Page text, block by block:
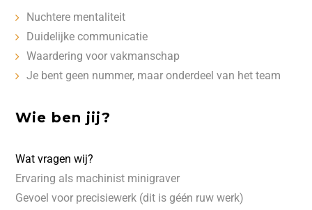
Nuchtere mentaliteit
Duidelijke communicatie
Waardering voor vakmanschap
Je bent geen nummer, maar onderdeel van het team
Wie ben jij?
Wat vragen wij?
Ervaring als machinist minigraver
Gevoel voor precisiewerk (dit is géén ruw werk)